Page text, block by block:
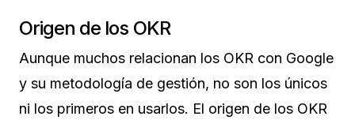
Origen de los OKR
Aunque muchos relacionan los OKR con Google
y su metodología de gestión, no son los únicos
ni los primeros en usarlos. El origen de los OKR